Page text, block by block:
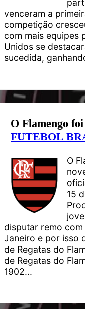
venceram a
competição
com mais equipes
Unidos se
sucedida,
O Flamengo
FUTEBOL
O
15
disputar remo
Janeiro e por isso
de Regatas do
de Regatas do
1902...